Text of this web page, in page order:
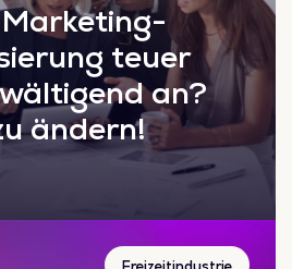
teuer
an?
ändern!